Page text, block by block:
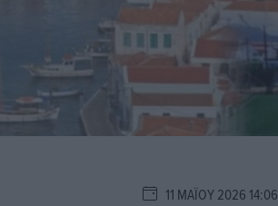
11 ΜΑΪ́ΟΥ 2026 14:06